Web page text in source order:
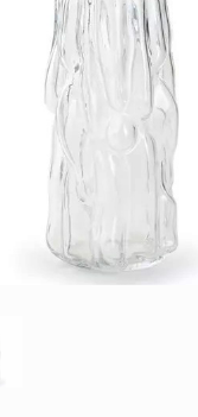
СВАДЕБНАЯ ФЛОРИСТИКА
КОМНАТНЫЕ РАСТЕНИЯ
ГОРШКИ И КАШПО
ГРУНТЫ И УДОБРЕНИЯ
ПРЕДМЕТЫ ИНТЕРЬЕРА